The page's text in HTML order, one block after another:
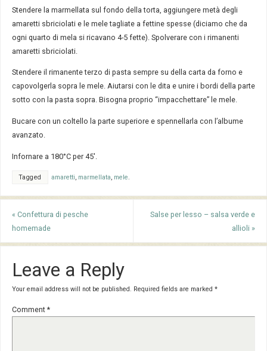
Stendere la marmellata sul fondo della torta, aggiungere metà degli
amaretti sbriciolati e le mele tagliate a fettine spesse (diciamo che da
ogni quarto di mela si ricavano 4-5 fette). Spolverare con i rimanenti
amaretti sbriciolati.
Stendere il rimanente terzo di pasta sempre su della carta da forno e
capovolgerla sopra le mele. Aiutarsi con le dita e unire i bordi della parte
sotto con la pasta sopra. Bisogna proprio “impacchettare” le mele.
Bucare con un coltello la parte superiore e spennellarla con l’albume
avanzato.
Infornare a 180°C per 45′.
Tagged amaretti, marmellata, mele.
« Confettura di pesche
homemade
Salse per lesso – salsa verde e
allioli »
Leave a Reply
Your email address will not be published. Required fields are marked *
Comment *